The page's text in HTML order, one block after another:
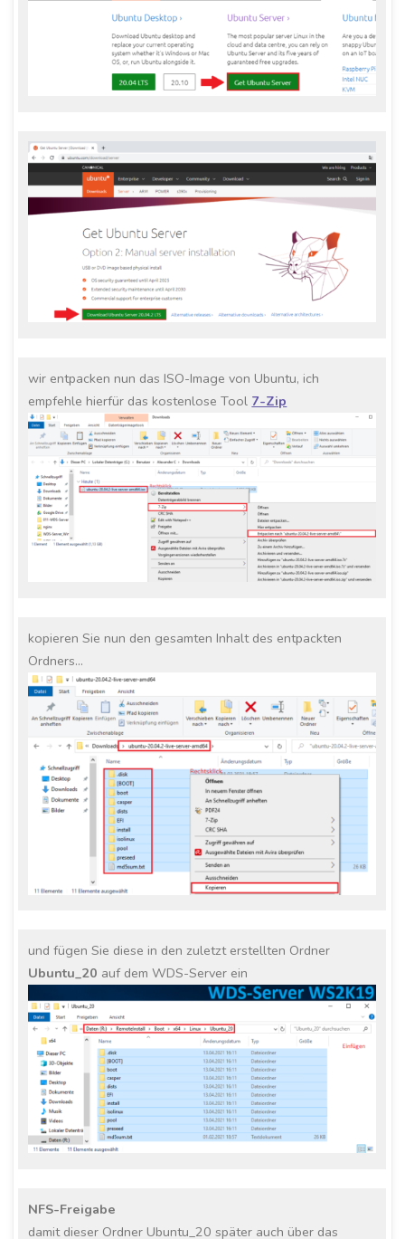
wir entpacken nun das ISO-Image von Ubuntu, ich
empfehle hierfür das kostenlose Tool 7-Zip
kopieren Sie nun den gesamten Inhalt des entpackten
Ordners…
und fügen Sie diese in den zuletzt erstellten Ordner
Ubuntu_20 auf dem WDS-Server ein
NFS-Freigabe
damit dieser Ordner Ubuntu_20 später auch über das